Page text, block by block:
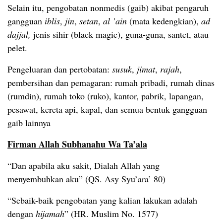
Selain itu, pengobatan nonmedis (gaib) akibat pengaruh
gangguan iblis, jin, setan, al ’ain (mata kedengkian), ad
dajjal, jenis sihir (black magic), guna-guna, santet, atau
pelet.
Pengeluaran dan pertobatan: susuk, jimat, rajah,
pembersihan dan pemagaran: rumah pribadi, rumah dinas
(rumdin), rumah toko (ruko), kantor, pabrik, lapangan,
pesawat, kereta api, kapal, dan semua bentuk gangguan
gaib lainnya
Firman Allah Subhanahu Wa Ta’ala
“Dan apabila aku sakit, Dialah Allah yang
menyembuhkan aku” (QS. Asy Syu’ara’ 80)
“Sebaik-baik pengobatan yang kalian lakukan adalah
dengan hijamah” (HR. Muslim No. 1577)